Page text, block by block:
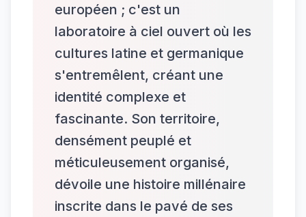
européen ; c'est un
laboratoire à ciel ouvert où les
cultures latine et germanique
s'entremêlent, créant une
identité complexe et
fascinante. Son territoire,
densément peuplé et
méticuleusement organisé,
dévoile une histoire millénaire
inscrite dans le pavé de ses